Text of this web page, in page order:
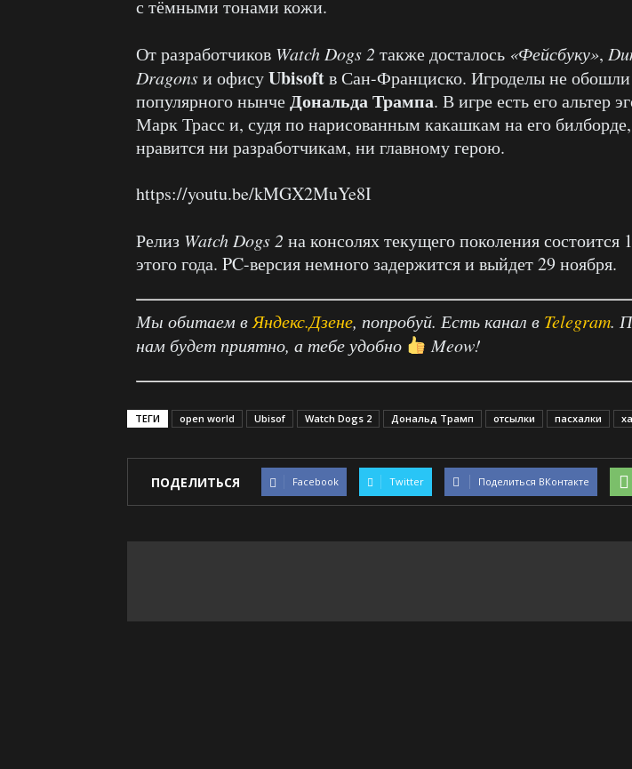
с тёмными тонами кожи.
От разработчиков Watch Dogs 2 также досталось «Фейсбуку»,
Dragonsи офисуUbisoftв Сан-Франциско. Игроделы не
популярного нынчеДональда Трампа. В игре есть его альтер
Марк Трасс и, судя по нарисованным какашкам на его
нравится ни разработчикам, ни главному герою.
https://youtu.be/kMGX2MuYe8I
Релиз Watch Dogs 2 на консолях текущего поколения состоится
этого года. PC-версия немного задержится и выйдет 29 ноября.
Мы обитаем в Яндекс.Дзене, попробуй. Есть канал в Telegram.
нам будет приятно, а тебе удобно
Meow!
ТЕГИ open world Ubisof Watch Dogs 2 Дональд Трамп отсылки пасхалки
ПОДЕЛИТЬСЯ Facebook Twitter Поделиться ВКонтакте